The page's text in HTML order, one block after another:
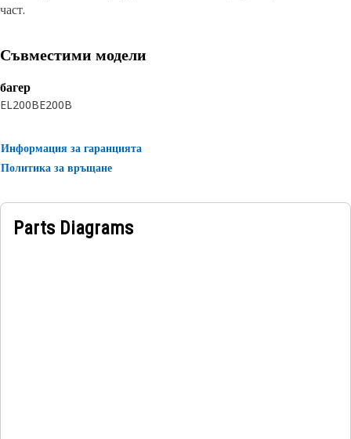
част.
Съвместими модели
багер
EL200BE200B
Информация за гаранцията
Политика за връщане
Parts Diagrams